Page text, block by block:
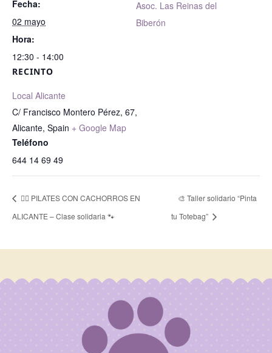
Fecha:
02 mayo
Hora:
12:30 - 14:00
RECINTO
Local Alicante
C/ Francisco Montero Pérez, 67,
Alicante, Spain + Google Map
Teléfono
644 14 69 49
Asoc. Las Reinas del
Biberón
🧘‍♀️ PILATES CON CACHORROS EN
ALICANTE – Clase solidaria 🐾
🎨 Taller solidario “Pinta
tu Totebag”